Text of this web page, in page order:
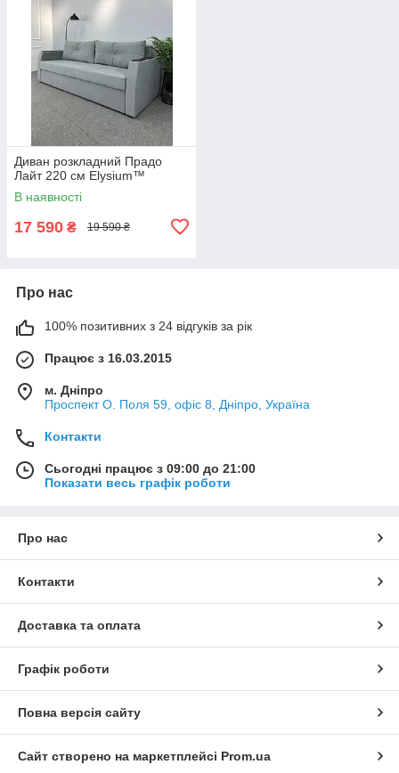
Диван розкладний Прадо
Лайт 220 см Elysium™
В наявності
17 590 ₴ 19 590 ₴
Про нас
100% позитивних з 24 відгуків за рік
Працює з 16.03.2015
м. Дніпро
Проспект О. Поля 59, офіс 8, Дніпро, Україна
Контакти
Сьогодні працює з 09:00 до 21:00
Показати весь графік роботи
Про нас
Контакти
Доставка та оплата
Графік роботи
Повна версія сайту
Сайт створено на маркетплейсі Prom.ua